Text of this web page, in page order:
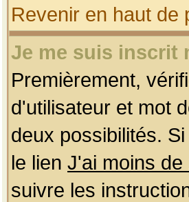
Revenir en haut de
Je me suis inscrit
Premièrement,
d'utilisateur et mot
deux possibilités.
le lien J'ai moins de
suivre les